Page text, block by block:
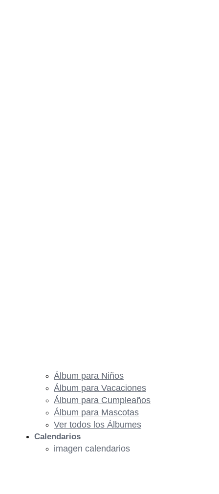
Álbum para Niños
Álbum para Vacaciones
Álbum para Cumpleaños
Álbum para Mascotas
Ver todos los Álbumes
Calendarios
imagen calendarios